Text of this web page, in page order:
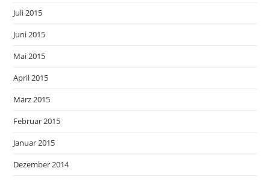
Juli 2015
Juni 2015
Mai 2015
April 2015
März 2015
Februar 2015
Januar 2015
Dezember 2014